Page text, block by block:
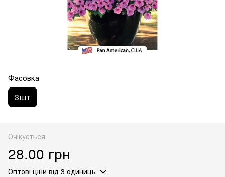
Фасовка
3шт
Очікується
28.00 грн
Оптові ціни від 3 одиниць